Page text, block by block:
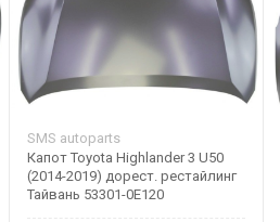
SMS autoparts
Капот Toyota Highlander 3 U50
(2014-2019) дорест. рестайлинг
Тайвань 53301-0E120